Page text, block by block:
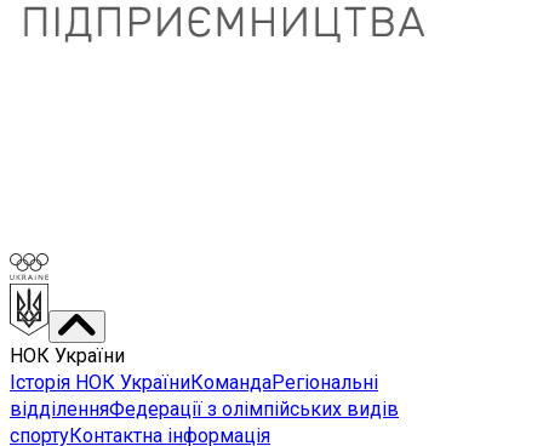
НОК України
Історія НОК УкраїниКомандаРегіональні
відділенняФедерації з олімпійських видів
спортуКонтактна інформація